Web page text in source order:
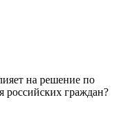
на решение по
граждан?